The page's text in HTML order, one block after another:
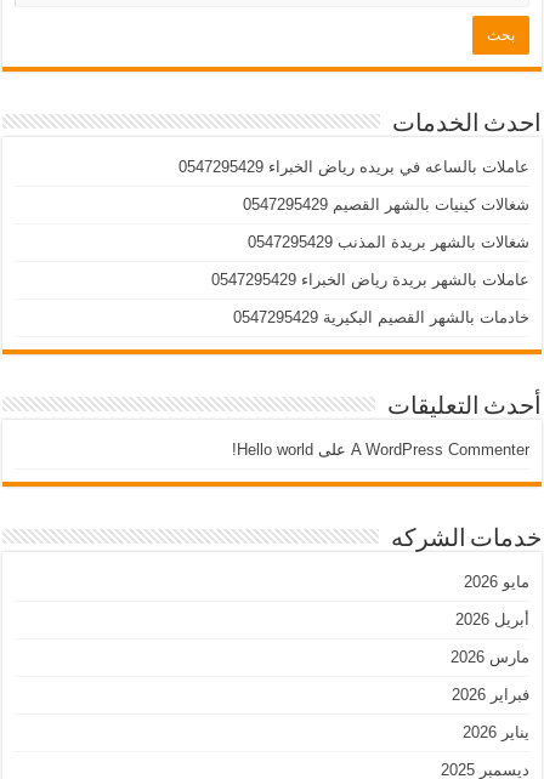
احدث الخدمات
عاملات بالساعه في بريده رياض الخبراء 0547295429
شغالات كينيات بالشهر القصيم 0547295429
شغالات بالشهر بريدة المذنب 0547295429
عاملات بالشهر بريدة رياض الخبراء 0547295429
خادمات بالشهر القصيم البكيرية 0547295429
أحدث التعليقات
A WordPress Commenter على Hello world!
خدمات الشركه
مايو 2026
أبريل 2026
مارس 2026
فبراير 2026
يناير 2026
ديسمبر 2025